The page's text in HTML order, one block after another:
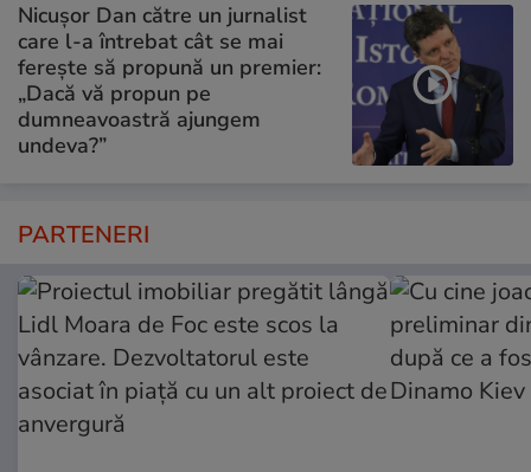
Nicușor Dan către un jurnalist
care l-a întrebat cât se mai
ferește să propună un premier:
„Dacă vă propun pe
dumneavoastră ajungem
undeva?”
PARTENERI